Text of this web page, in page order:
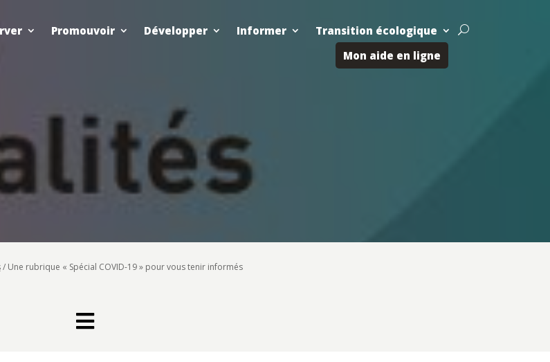
Promouvoir Développer Informer
Transition écologique
Mon aide en ligne
U
/ Une rubrique « Spécial COVID-19 » pour vous tenir informés
